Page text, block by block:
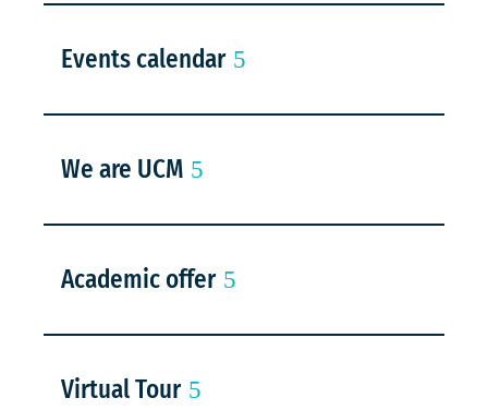
Events calendar
We are UCM
Academic offer
Virtual Tour